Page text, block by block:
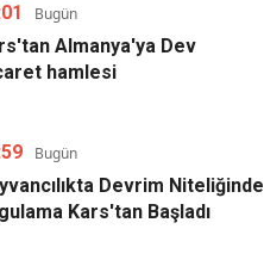
Bugün
Almanya'ya Dev
hamlesi
Bugün
Devrim Niteliğinde
Kars'tan Başladı